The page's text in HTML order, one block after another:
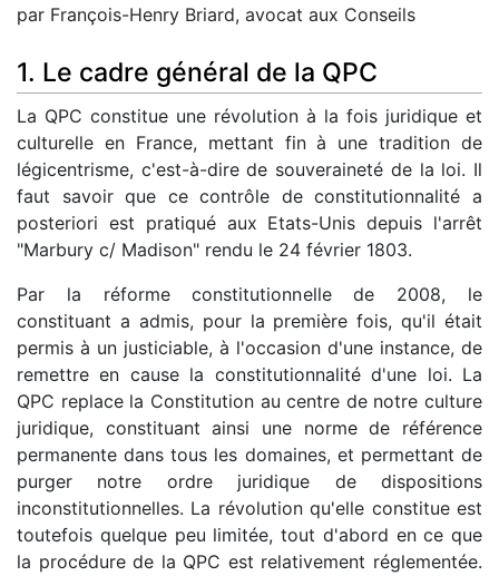
par François-Henry Briard, avocat aux Conseils
1. Le cadre général de la QPC
La QPC constitue une révolution à la fois juridique et
culturelle en France, mettant fin à une tradition de
légicentrisme, c'est-à-dire de souveraineté de la loi. Il
faut savoir que ce contrôle de constitutionnalité a
posteriori est pratiqué aux Etats-Unis depuis l'arrêt
"Marbury c/ Madison" rendu le 24 février 1803.
Par la réforme constitutionnelle de 2008, le
constituant a admis, pour la première fois, qu'il était
permis à un justiciable, à l'occasion d'une instance, de
remettre en cause la constitutionnalité d'une loi. La
QPC replace la Constitution au centre de notre culture
juridique, constituant ainsi une norme de référence
permanente dans tous les domaines, et permettant de
purger notre ordre juridique de dispositions
inconstitutionnelles. La révolution qu'elle constitue est
toutefois quelque peu limitée, tout d'abord en ce que
la procédure de la QPC est relativement réglementée.